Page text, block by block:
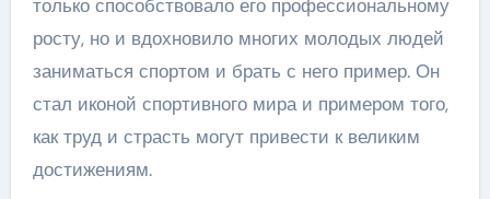
только способствовало его профессиональному
росту, но и вдохновило многих молодых людей
заниматься спортом и брать с него пример. Он
стал иконой спортивного мира и примером того,
как труд и страсть могут привести к великим
достижениям.